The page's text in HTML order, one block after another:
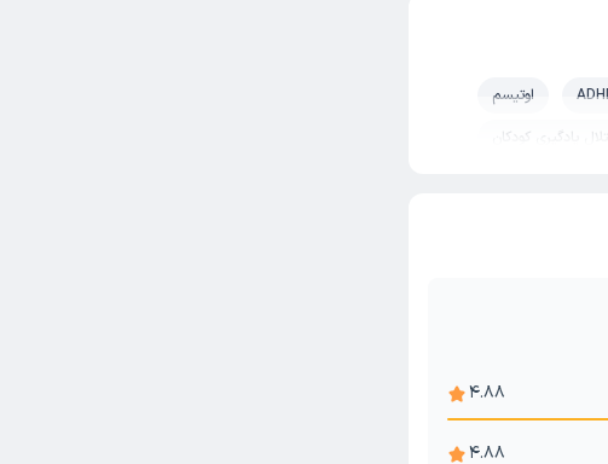
اوتیسم
یادگیری کودکان
4.88
4.88